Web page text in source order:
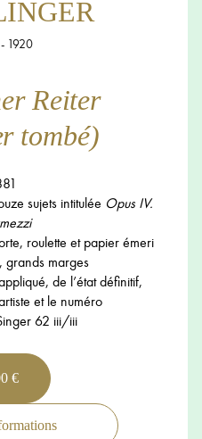
1920
Reiter
tombé)
sujets intitulée Opus IV.
roulette et papier émeri
grands marges
de l’état définitif,
et le numéro
62 iii/iii
€